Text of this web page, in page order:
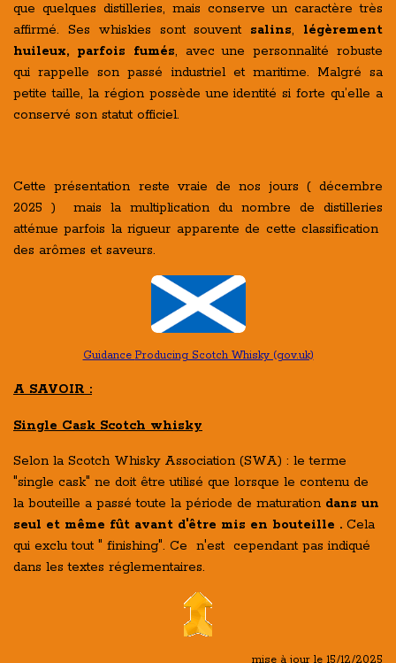
que quelques distilleries, mais conserve un caractère très
affirmé. Ses whiskies sont souvent salins, légèrement
huileux, parfois fumés, avec une personnalité robuste
qui rappelle son passé industriel et maritime. Malgré sa
petite taille, la région possède une identité si forte qu’elle a
conservé son statut officiel.
Cette présentation reste vraie de nos jours ( décembre
2025 ) mais la multiplication du nombre de distilleries
atténue parfois la rigueur apparente de cette classification
des arômes et saveurs.
Guidance Producing Scotch Whisky (gov.uk)
A SAVOIR :
Single Cask Scotch whisky
Selon la Scotch Whisky Association (SWA) : le terme
"single cask" ne doit être utilisé que lorsque le contenu de
la bouteille a passé toute la période de maturation dans un
seul et même fût avant d'être mis en bouteille . Cela
qui exclu tout " finishing". Ce n'est cependant pas indiqué
dans les textes réglementaires.
mise à jour le 15/12/2025